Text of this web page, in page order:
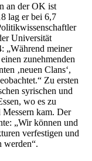
an der OK ist
lag er bei 6,7
Universität
„Während meiner
zunehmenden
‚neuen Clans‘,
Zu ersten
syrischen und
wo es zu
Messern kam. Der
„Wir können und
verfestigen und
werden“.